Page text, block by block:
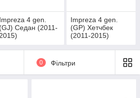
Impreza 4 gen.
(GJ) Седан (2011-
2015)
Impreza 4 gen.
(GP) Хетчбек
(2011-2015)
0 Фільтри